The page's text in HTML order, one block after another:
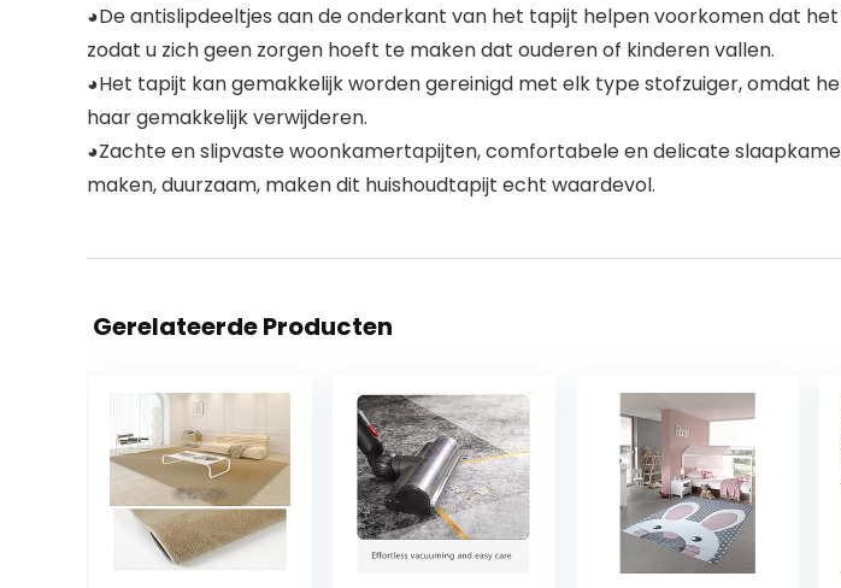
◕De antislipdeeltjes aan de onderkant van het tapijt helpen voorkomen dat
zodat u zich geen zorgen hoeft te maken dat ouderen of kinderen vallen.
◕Het tapijt kan gemakkelijk worden gereinigd met elk type stofzuiger, omdat
haar gemakkelijk verwijderen.
◕Zachte en slipvaste woonkamertapijten, comfortabele en delicate
maken, duurzaam, maken dit huishoudtapijt echt waardevol.
Gerelateerde Producten